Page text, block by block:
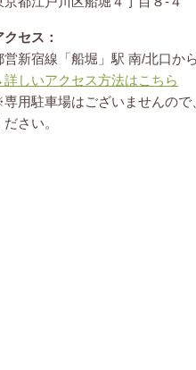
クセス：
営新宿線「船堀」駅 南/北口か
しいアクセス方法はこちら
用駐車場はございませんので
ださい。